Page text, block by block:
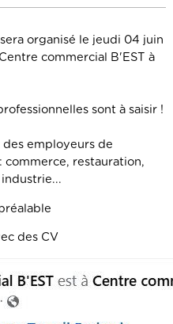
organisé le jeudi 04 juin
commercial B'EST à
sont à saisir !
employeurs de
commerce, restauration,
des CV